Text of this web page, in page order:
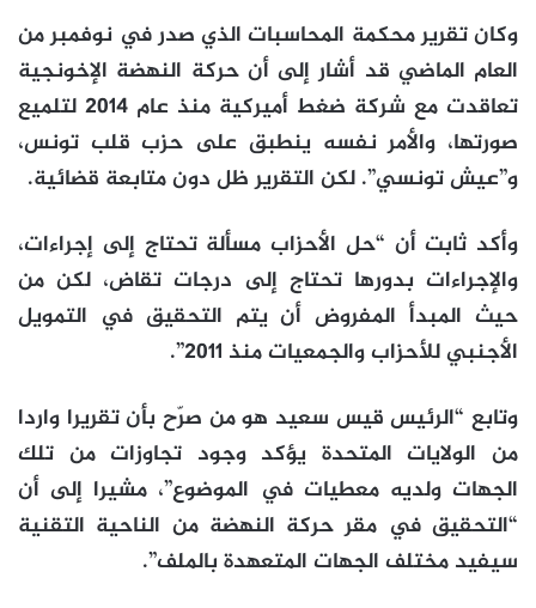
وكان تقرير محكمة المحاسبات الذي صدر في نوفمبر من
العام الماضي قد أشار إلى أن حركة النهضة الإخونجية
تعاقدت مع شركة ضغط أميركية منذ عام 2014 لتلميع
صورتها، والأمر نفسه ينطبق على حزب قلب تونس،
و”عيش تونسي”. لكن التقرير ظل دون متابعة قضائية.
وأكد ثابت أن “حل الأحزاب مسألة تحتاج إلى إجراءات،
والإجراءات بدورها تحتاج إلى درجات تقاض، لكن من
حيث المبدأ المفروض أن يتم التحقيق في التمويل
الأجنبي للأحزاب والجمعيات منذ 2011”.
وتابع “الرئيس قيس سعيد هو من صرّح بأن تقريرا واردا
من الولايات المتحدة يؤكد وجود تجاوزات من تلك
الجهات ولديه معطيات في الموضوع”، مشيرا إلى أن
“التحقيق في مقر حركة النهضة من الناحية التقنية
سيفيد مختلف الجهات المتعهدة بالملف”.